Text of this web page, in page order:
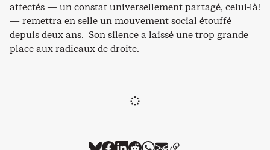
affectés — un constat universellement partagé, celui-là!
— remettra en selle un mouvement social étouffé
depuis deux ans. Son silence a laissé une trop grande
place aux radicaux de droite.